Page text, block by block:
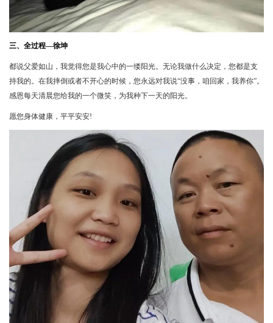
三、全过程—徐坤
都说父爱如山，我觉得您是我心中的一缕阳光。无论我做什么决定，您都是支
持我的。在我摔倒或者不开心的时候，您永远对我说“没事，咱回家，我养你”。
感恩每天清晨您给我的一个微笑，为我种下一天的阳光。
愿您身体健康，平平安安!